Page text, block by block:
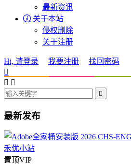
最新资讯
 关于本站
侵权删除
关于注册
Hi, 请登录 我要注册
找回密码

 

最新发布
置顶VIP